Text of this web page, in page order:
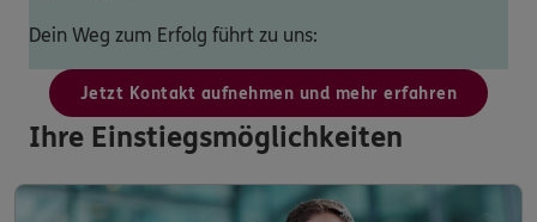
Dein Weg zum Erfolg führt zu uns:
Jetzt Kontakt aufnehmen und mehr erfahren
Ihre Einstiegsmöglichkeiten